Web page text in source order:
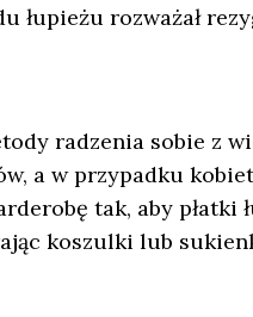
łupieżu rozważał
radzenia sobie z
a w przypadku
tak, aby płatki
koszulki lub